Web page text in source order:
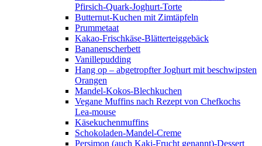
Pfirsich-Quark-Joghurt-Torte
Butternut-Kuchen mit Zimtäpfeln
Prummetaat
Kakao-Frischkäse-Blätterteiggebäck
Bananenscherbett
Vanillepudding
Hang op – abgetropfter Joghurt mit beschwipsten
Orangen
Mandel-Kokos-Blechkuchen
Vegane Muffins nach Rezept von Chefkochs
Lea-mouse
Käsekuchenmuffins
Schokoladen-Mandel-Creme
Persimon (auch Kaki-Frucht genannt)-Dessert